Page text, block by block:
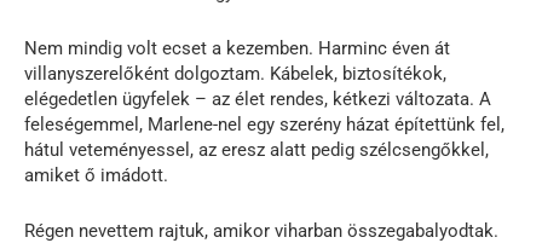
Nem mindig volt ecset a kezemben. Harminc éven át
villanyszerelőként dolgoztam. Kábelek, biztosítékok,
elégedetlen ügyfelek – az élet rendes, kétkezi változata. A
feleségemmel, Marlene-nel egy szerény házat építettünk fel,
hátul veteményessel, az eresz alatt pedig szélcsengőkkel,
amiket ő imádott.
Régen nevettem rajtuk, amikor viharban összegabalyodtak.